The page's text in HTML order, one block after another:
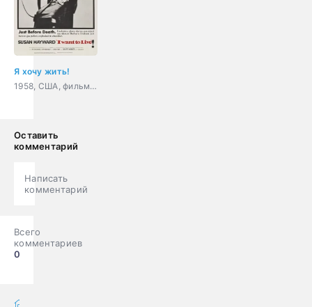
Я хочу жить!
1958, США, фильм-нуар, драма, криминал, биография
Оставить
комментарий
Написать
комментарий
Всего
комментариев
0